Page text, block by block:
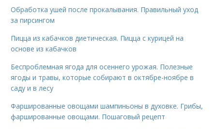
Обработка ушей после прокалывания. Правильный уход
за пирсингом
Пицца из кабачков диетическая. Пицца с курицей на
основе из кабачков
Беспроблемная ягода для осеннего урожая. Полезные
ягоды и травы, которые собирают в октябре-ноябре в
саду и в лесу
Фаршированные овощами шампиньоны в духовке. Грибы,
фаршированные овощами. Пошаговый рецепт